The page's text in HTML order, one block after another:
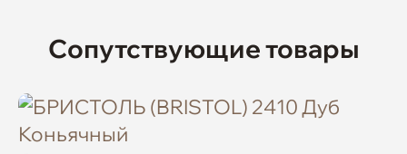
Сопутствующие товары